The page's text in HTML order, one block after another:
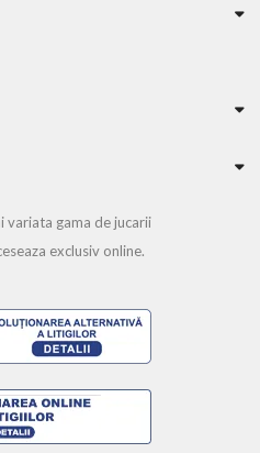
variata gama de jucarii
exclusiv online.